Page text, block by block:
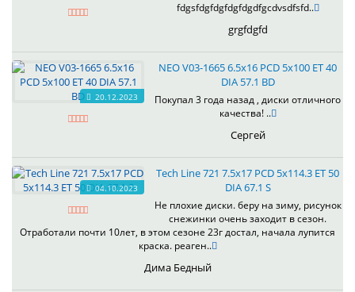
fdgsfdgfdgfdgfdgdfgcdvsdfsfd..
grgfdgfd
20.12.2023
NEO V03-1665 6.5x16 PCD 5x100 ET 40
DIA 57.1 BD
Покупал 3 года назад , диски отличного
качества! ..
Сергей
04.10.2023
Tech Line 721 7.5x17 PCD 5x114.3 ET 50
DIA 67.1 S
Не плохие диски. беру на зиму, рисунок
снежинки очень заходит в сезон.
Отработали почти 10лет, в этом сезоне 23г достал, начала лупится
краска. реаген..
Дима Бедный